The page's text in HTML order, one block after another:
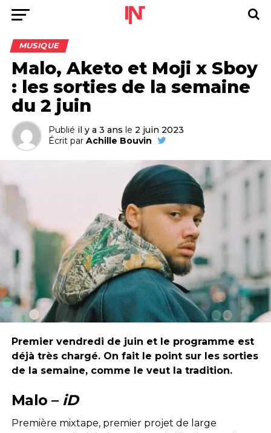
MUSIQUE
Malo, Aketo et Moji x Sboy
: les sorties de la semaine
du 2 juin
Publié il y a 3 ans le 2 juin 2023
Écrit par Achille Bouvin
Premier vendredi de juin et le programme est
déjà très chargé. On fait le point sur les sorties
de la semaine, comme le veut la tradition.
Malo – iD
Première mixtape, premier projet de large